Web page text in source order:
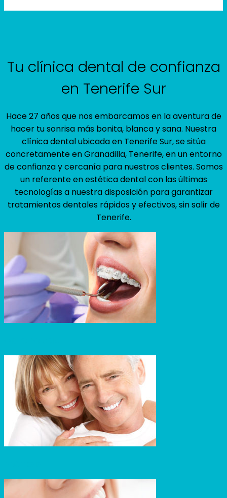
Tu clínica dental de confianza
en Tenerife Sur
Hace 27 años que nos embarcamos en la aventura de
hacer tu sonrisa más bonita, blanca y sana. Nuestra
clínica dental ubicada en Tenerife Sur, se sitúa
concretamente en Granadilla, Tenerife, en un entorno
de confianza y cercanía para nuestros clientes. Somos
un referente en estética dental con las últimas
tecnologías a nuestra disposición para garantizar
tratamientos dentales rápidos y efectivos, sin salir de
Tenerife.